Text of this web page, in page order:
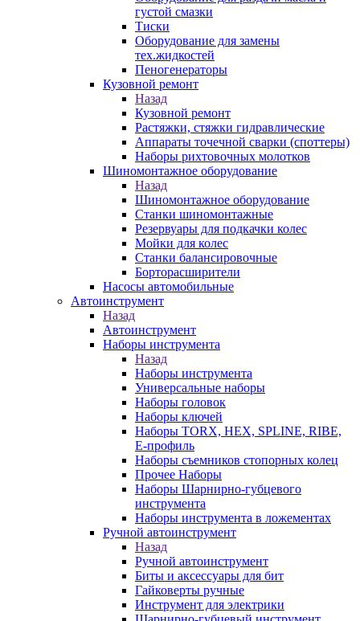
густой смазки
Тиски
Оборудование для замены
тех.жидкостей
Пеногенераторы
Кузовной ремонт
Назад
Кузовной ремонт
Растяжки, стяжки гидравлические
Аппараты точечной сварки (споттеры)
Наборы рихтовочных молотков
Шиномонтажное оборудование
Назад
Шиномонтажное оборудование
Станки шиномонтажные
Резервуары для подкачки колес
Мойки для колес
Станки балансировочные
Борторасширители
Насосы автомобильные
Автоинструмент
Назад
Автоинструмент
Наборы инструмента
Назад
Наборы инструмента
Универсальные наборы
Наборы головок
Наборы ключей
Наборы TORX, HEX, SPLINE, RIBE,
E-профиль
Наборы съемников стопорных колец
Прочее Наборы
Наборы Шарнирно-губцевого
инструмента
Наборы инструмента в ложементах
Ручной автоинструмент
Назад
Ручной автоинструмент
Биты и аксессуары для бит
Гайковерты ручные
Инструмент для электрики